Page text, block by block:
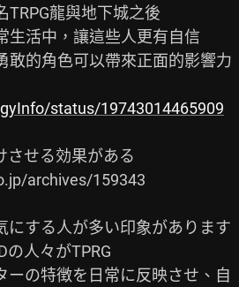
TRPG龍與地下城之後
生活中，讓這些人更有自信
敢的角色可以帶來正面的影響力
status/19743014465909
させる効果がある
archives/159343
にする人が多い印象があります
の人々がTPRG
ーの特徴を日常に反映させ、自